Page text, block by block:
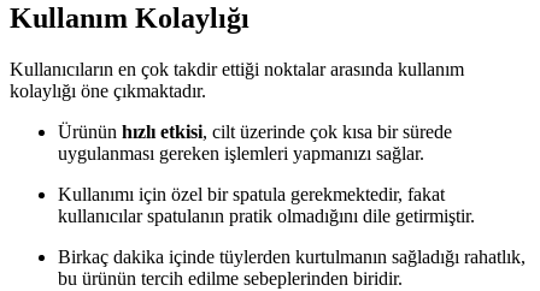
Kullanım Kolaylığı
Kullanıcıların en çok takdir ettiği noktalar arasında kullanım
kolaylığı öne çıkmaktadır.
Ürünün hızlı etkisi, cilt üzerinde çok kısa bir sürede
uygulanması gereken işlemleri yapmanızı sağlar.
Kullanımı için özel bir spatula gerekmektedir, fakat
kullanıcılar spatulanın pratik olmadığını dile getirmiştir.
Birkaç dakika içinde tüylerden kurtulmanın sağladığı rahatlık,
bu ürünün tercih edilme sebeplerinden biridir.